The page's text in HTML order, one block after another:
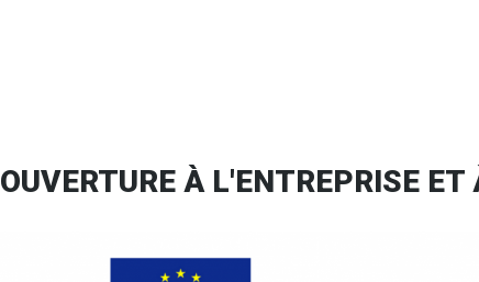
OUVERTURE À L'ENTREPRISE